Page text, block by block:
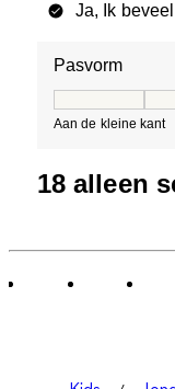
Ja, Ik
Pasvorm
Aan de kleine kant
18 alleen